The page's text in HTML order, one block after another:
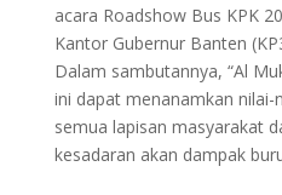
acara Roadshow Bus KPK
Kantor Gubernur Banten
Dalam sambutannya, “Al
ini dapat menanamkan nilai-
semua lapisan masyarakat
kesadaran akan dampak